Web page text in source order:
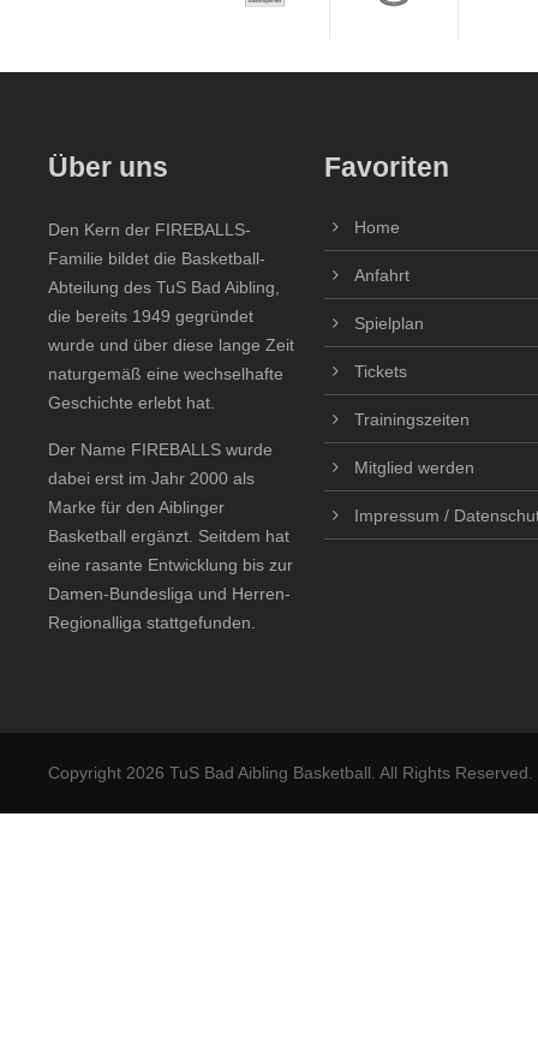
Über uns
Den Kern der FIREBALLS-
Familie bildet die Basketball-
Abteilung des TuS Bad Aibling,
die bereits 1949 gegründet
wurde und über diese lange Zeit
naturgemäß eine wechselhafte
Geschichte erlebt hat.
Der Name FIREBALLS wurde
dabei erst im Jahr 2000 als
Marke für den Aiblinger
Basketball ergänzt. Seitdem hat
eine rasante Entwicklung bis zur
Damen-Bundesliga und Herren-
Regionalliga stattgefunden.
Favoriten
Home
Anfahrt
Spielplan
Tickets
Trainingszeiten
Mitglied werden
Impressum /
Copyright 2026 TuS Bad Aibling Basketball. All Rights Reserved.